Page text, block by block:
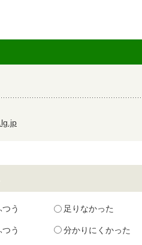
つう 足りなかった
つう 分かりにくかった